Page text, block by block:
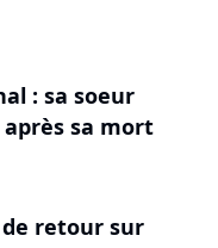
: sa soeur
sa mort
retour sur